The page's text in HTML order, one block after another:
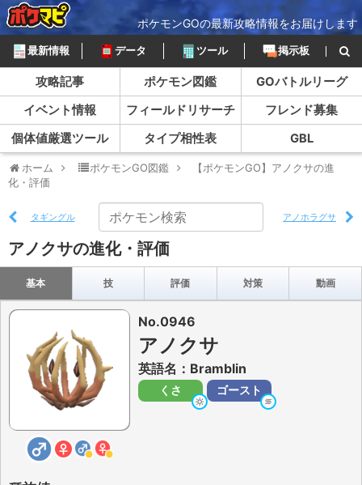
ポケモンGOの最新攻略情報をお届けします
最新情報 データ ツール 掲示板
攻略記事 ポケモン図鑑
GOバトルリーグ
イベント情報
フィールドリサーチ
フレンド募集
個体値厳選ツール
タイプ相性表 GBL
ホーム ポケモンGO図鑑
【ポケモンGO】アノクサの進
化・評価
タギングル アノホラグサ
アノクサの進化・評価
基本 技 評価 対策 動画
No.0946
アノクサ
英語名：Bramblin
くさ ゴースト